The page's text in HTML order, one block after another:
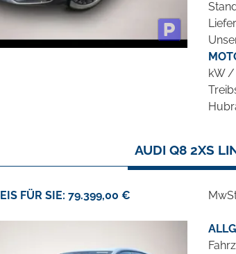
kW /
AUDI Q8 2XS
FÜR SIE: 79.399,00 €